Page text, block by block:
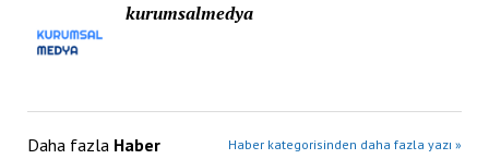
kurumsalmedya
Daha fazla Haber Haber kategorisinden daha fazla yazı »